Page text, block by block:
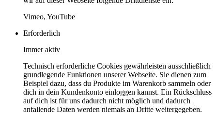
Vimeo, YouTube
Erforderlich
Immer aktiv
Technisch erforderliche Cookies gewährleisten ausschließlich
grundlegende Funktionen unserer Webseite. Sie dienen zum
Beispiel dazu, dass du Produkte im Warenkorb sammeln oder
dich in dein Kundenkonto einloggen kannst. Ein Rückschluss
auf dich ist für uns dadurch nicht möglich und dadurch
anfallende Daten werden niemals an Dritte weitergegeben.